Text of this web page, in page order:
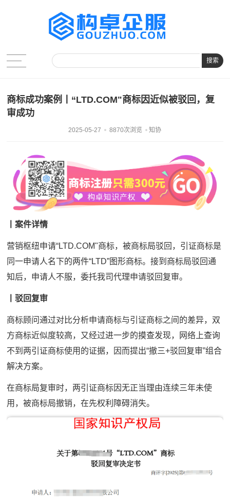
搜索
商标成功案例丨“LTD.COM"商标因近似被驳回，复
审成功
2025-05-27 8870次浏览 知协
丨案件详情
营销枢纽申请“LTD.COM"商标，被商标局驳回，引证商标是
同一申请人名下的两件“LTD”图形商标。接到商标局驳回通
知后，申请人不服，委托我司代理申请驳回复审。
丨驳回复审
商标顾问通过对比分析申请商标与引证商标之间的差异，双
方商标近似度较高，又经过进一步的摸查发现，网络上查询
不到两引证商标使用的证据，因而提出“撤三+驳回复审”组合
解决方案。
在商标局复审时，两引证商标因无正当理由连续三年未使
用，被商标局撤销，在先权利障碍消失。